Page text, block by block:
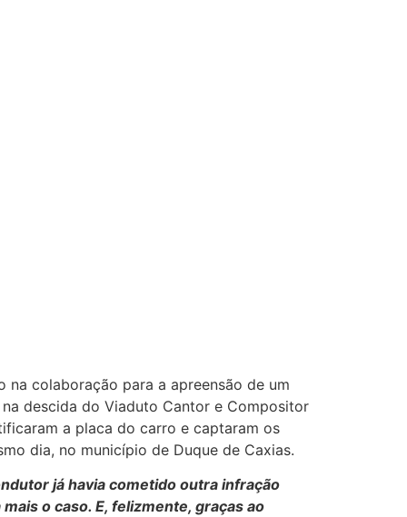
colaboração para a apreensão de um
descida do Viaduto Cantor e Compositor
a placa do carro e captaram os
dia, no município de Duque de Caxias.
já havia cometido outra infração
o caso. E, felizmente, graças ao